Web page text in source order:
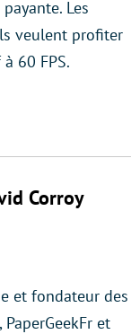
Les
veulent profiter
60 FPS.
Corroy
et fondateur des
et